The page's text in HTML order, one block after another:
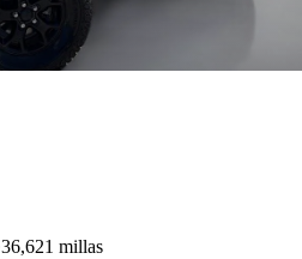
36,621 millas